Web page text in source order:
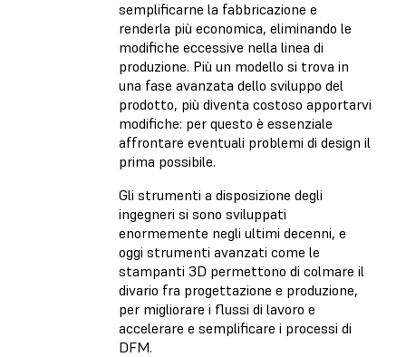
semplificarne la fabbricazione e
renderla più economica, eliminando le
modifiche eccessive nella linea di
produzione. Più un modello si trova in
una fase avanzata dello sviluppo del
prodotto, più diventa costoso apportarvi
modifiche: per questo è essenziale
affrontare eventuali problemi di design il
prima possibile.
Gli strumenti a disposizione degli
ingegneri si sono sviluppati
enormemente negli ultimi decenni, e
oggi strumenti avanzati come le
stampanti 3D permettono di colmare il
divario fra progettazione e produzione,
per migliorare i flussi di lavoro e
accelerare e semplificare i processi di
DFM.